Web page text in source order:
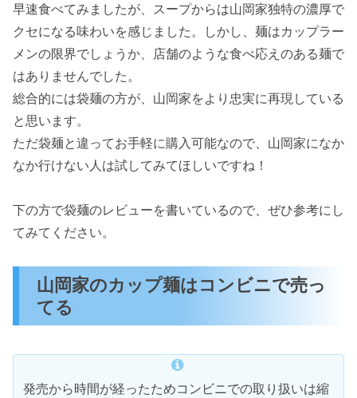
早速食べてみましたが、スープからは山岡家独特の濃厚で
クセになる味わいを感じました。しかし、麺はカップラー
メンの限界でしょうか、店舗のような食べ応えのある麺で
はありませんでした。
総合的には袋麺の方が、山岡家をより忠実に再現している
と思います。
ただ袋麺と違ってお手軽に購入可能なので、山岡家になか
なか行けない人は試してみてほしいですね！
下の方で袋麺のレビューを書いているので、ぜひ参考にし
てみてください。
山岡家のカップ麺はコンビニで売っ
てる
発売から時間が経ったためコンビニでの取り扱いは縮